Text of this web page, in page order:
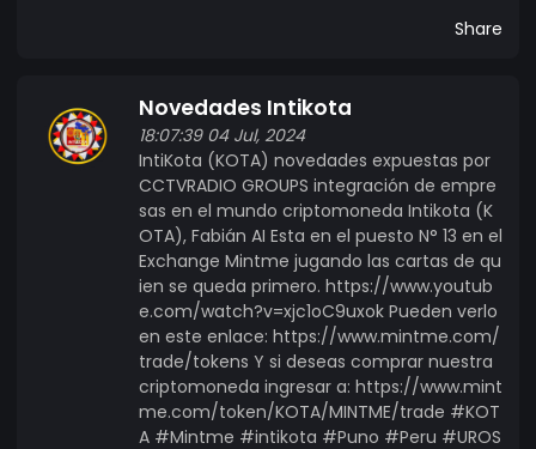
Share
Novedades Intikota
18:07:39 04 Jul, 2024
IntiKota (KOTA) novedades expuestas por
CCTVRADIO GROUPS integración de empre
sas en el mundo criptomoneda Intikota (K
OTA), Fabián AI Esta en el puesto N° 13 en el
Exchange Mintme jugando las cartas de qu
ien se queda primero. https://www.youtub
e.com/watch?v=xjc1oC9uxok Pueden verlo
en este enlace: https://www.mintme.com/
trade/tokens Y si deseas comprar nuestra
criptomoneda ingresar a: https://www.mint
me.com/token/KOTA/MINTME/trade #KOT
A #Mintme #intikota #Puno #Peru #UROS